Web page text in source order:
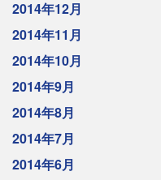
2014年12月
2014年11月
2014年10月
2014年9月
2014年8月
2014年7月
2014年6月